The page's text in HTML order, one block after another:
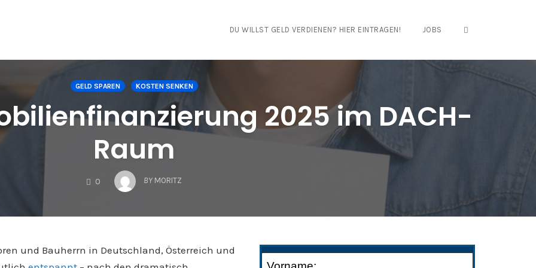
DU WILLST GELD VERDIENEN? HIER EINTRAGEN! JOBS
GELD SPAREN KOSTEN SENKEN
2025 im DACH-
Raum
0
COMMENTS
BY MORITZ
und Bauherrn in Deutschland, Österreich und